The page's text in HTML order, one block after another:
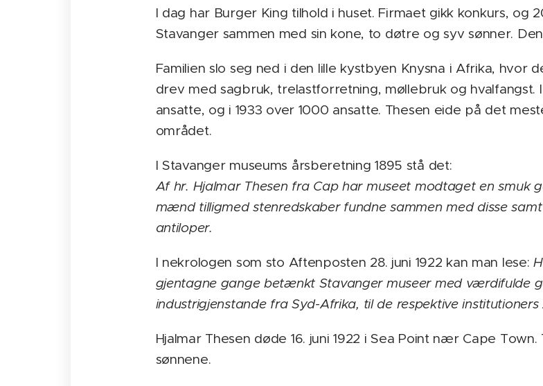
I dag har Burger King tilhold i huset. Firmaet gikk konkurs, og
Stavanger sammen med sin kone, to døtre og syv sønner.
Familien slo seg ned i den lille kystbyen Knysna i Afrika, hvor
drev med sagbruk, trelastforretning, møllebruk og hvalfangst.
ansatte, og i 1933 over 1000 ansatte. Thesen eide på det
området.
I Stavanger museums årsberetning 1895 stå det:
Af hr. Hjalmar Thesen fra Cap har museet modtaget en smuk
mænd tilligmed stenredskaber fundne sammen med disse
antiloper.
I nekrologen som sto Aftenposten 28. juni 1922 kan man lese:
gjentagne gange betænkt Stavanger museer med værdifulde
industrigjenstande fra Syd-Afrika, til de respektive
Hjalmar Thesen døde 16. juni 1922 i Sea Point nær Cape
sønnene.